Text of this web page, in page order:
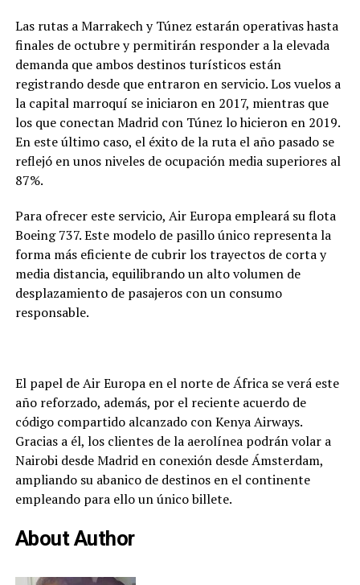
Las rutas a Marrakech y Túnez estarán operativas hasta
finales de octubre y permitirán responder a la elevada
demanda que ambos destinos turísticos están
registrando desde que entraron en servicio. Los vuelos a
la capital marroquí se iniciaron en 2017, mientras que
los que conectan Madrid con Túnez lo hicieron en 2019.
En este último caso, el éxito de la ruta el año pasado se
reflejó en unos niveles de ocupación media superiores al
87%.
Para ofrecer este servicio, Air Europa empleará su flota
Boeing 737. Este modelo de pasillo único representa la
forma más eficiente de cubrir los trayectos de corta y
media distancia, equilibrando un alto volumen de
desplazamiento de pasajeros con un consumo
responsable.
El papel de Air Europa en el norte de África se verá este
año reforzado, además, por el reciente acuerdo de
código compartido alcanzado con Kenya Airways.
Gracias a él, los clientes de la aerolínea podrán volar a
Nairobi desde Madrid en conexión desde Ámsterdam,
ampliando su abanico de destinos en el continente
empleando para ello un único billete.
About Author